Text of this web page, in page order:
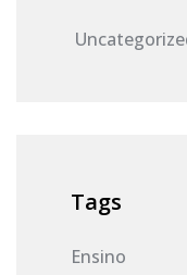
Tags
Ensino